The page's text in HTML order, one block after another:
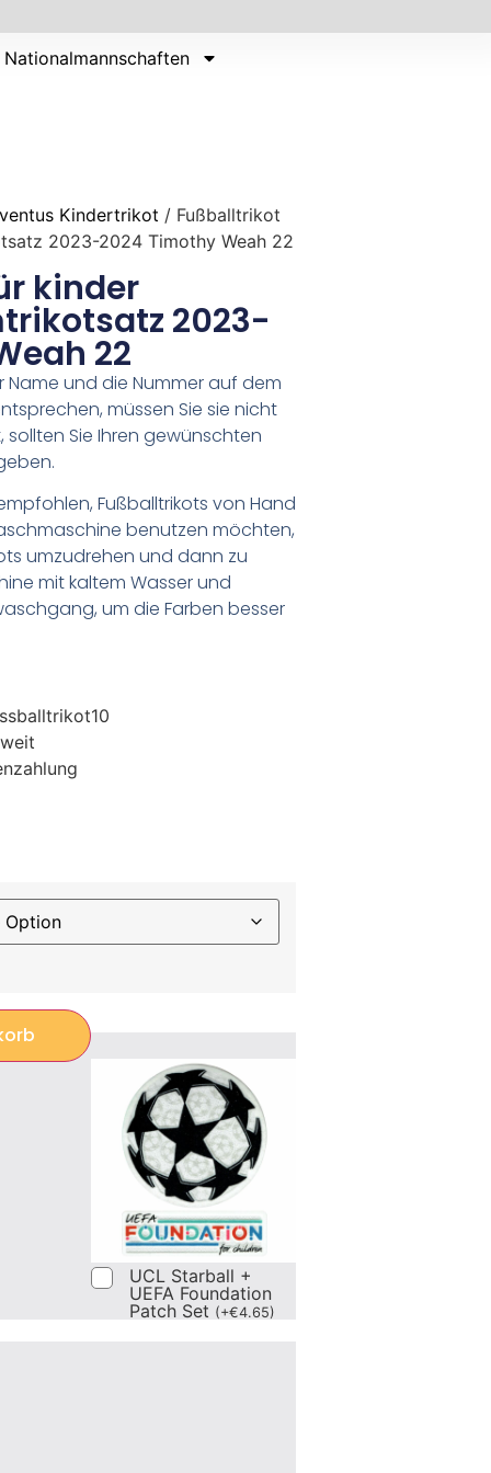
Nationalmannschaften
Kindertrikot / Fußballtrikot
2023-2024 Timothy Weah 22
kinder
2023-
22
Name und die Nummer auf dem
müssen Sie sie nicht
Sie Ihren gewünschten
Fußballtrikots von Hand
benutzen möchten,
umzudrehen und dann zu
mit kaltem Wasser und
um die Farben besser
UCL Starball +
UEFA Foundation
Patch Set (+€4.65)